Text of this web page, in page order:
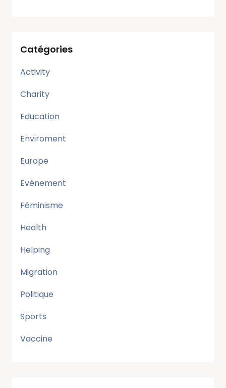
Catégories
Activity
Charity
Education
Enviroment
Europe
Evènement
Féminisme
Health
Helping
Migration
Politique
Sports
Vaccine